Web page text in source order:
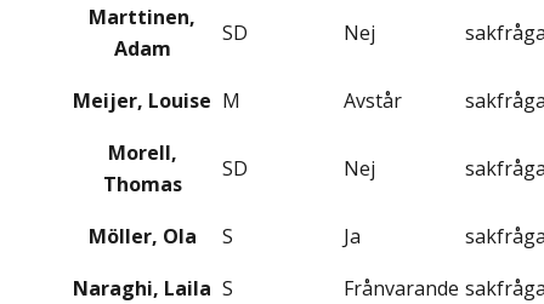
Marttinen,
Adam
SD Nej
Meijer, Louise M Avstår
Morell,
Thomas
SD Nej
Möller, Ola S Ja
Naraghi, Laila S Frånvarande